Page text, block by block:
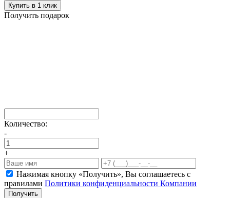
Купить в 1 клик
Получить подарок
Количество:
-
+
Нажимая кнопку «Получить», Вы соглашаетесь c
правилами Политики конфиденциальности Компании
Получить